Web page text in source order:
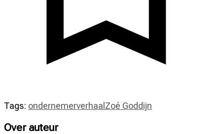
Tags: ondernemerverhaalZoé Goddijn
Over auteur